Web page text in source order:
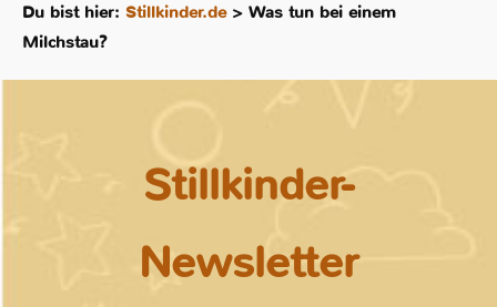
Du bist hier: Stillkinder.de> Was tun bei einem
Milchstau?
Stillkinder-
Newsletter